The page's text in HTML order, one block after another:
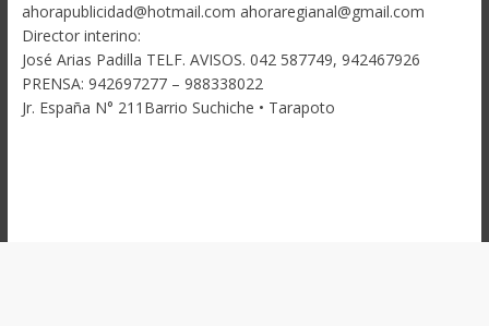
ahorapublicidad@hotmail.com ahoraregianal@gmail.com
Director interino:
José Arias Padilla TELF. AVISOS. 042 587749, 942467926
PRENSA: 942697277 – 988338022
Jr. España N° 211Barrio Suchiche • Tarapoto